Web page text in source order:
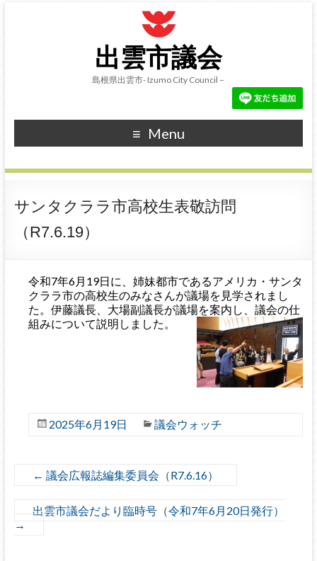
出雲市議会
島根県出雲市- Izumo City Council –
Menu
サンタクララ市高校生表敬訪問
（R7.6.19）
令和7年6月19日に、姉妹都市であるアメリカ・サンタ
クララ市の高校生のみなさんが議場を見学されまし
た。伊藤議長、大場副議長が議場を案内し、議会の仕
組みについて説明しました。
2025年6月19日 議会ウォッチ
← 議会広報誌編集委員会（R7.6.16）
出雲市議会だより臨時号（令和7年6月20日発行）
→